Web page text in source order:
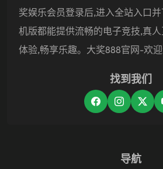
奖娱乐会员登录后,进入全站入口
机版都能提供流畅的电子竞技,真
体验,畅享乐趣。大奖888官网-欢迎
找到我们
导航